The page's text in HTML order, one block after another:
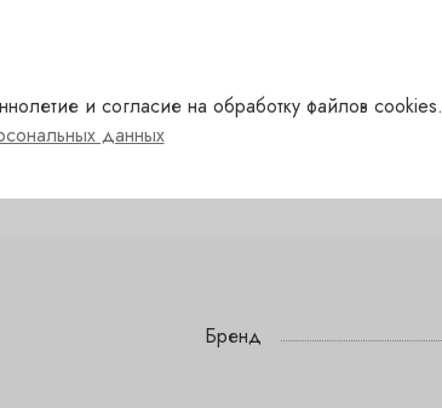
Бренд
и согласие на обработку файлов cookies.
данных